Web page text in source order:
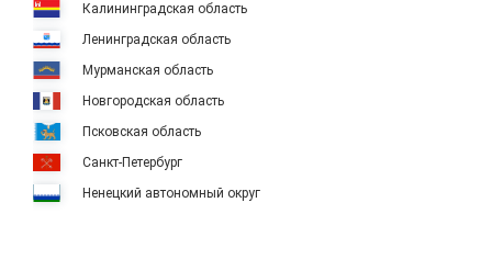
Калининградская область
Ленинградская область
Мурманская область
Новгородская область
Псковская область
Санкт-Петербург
Ненецкий автономный округ